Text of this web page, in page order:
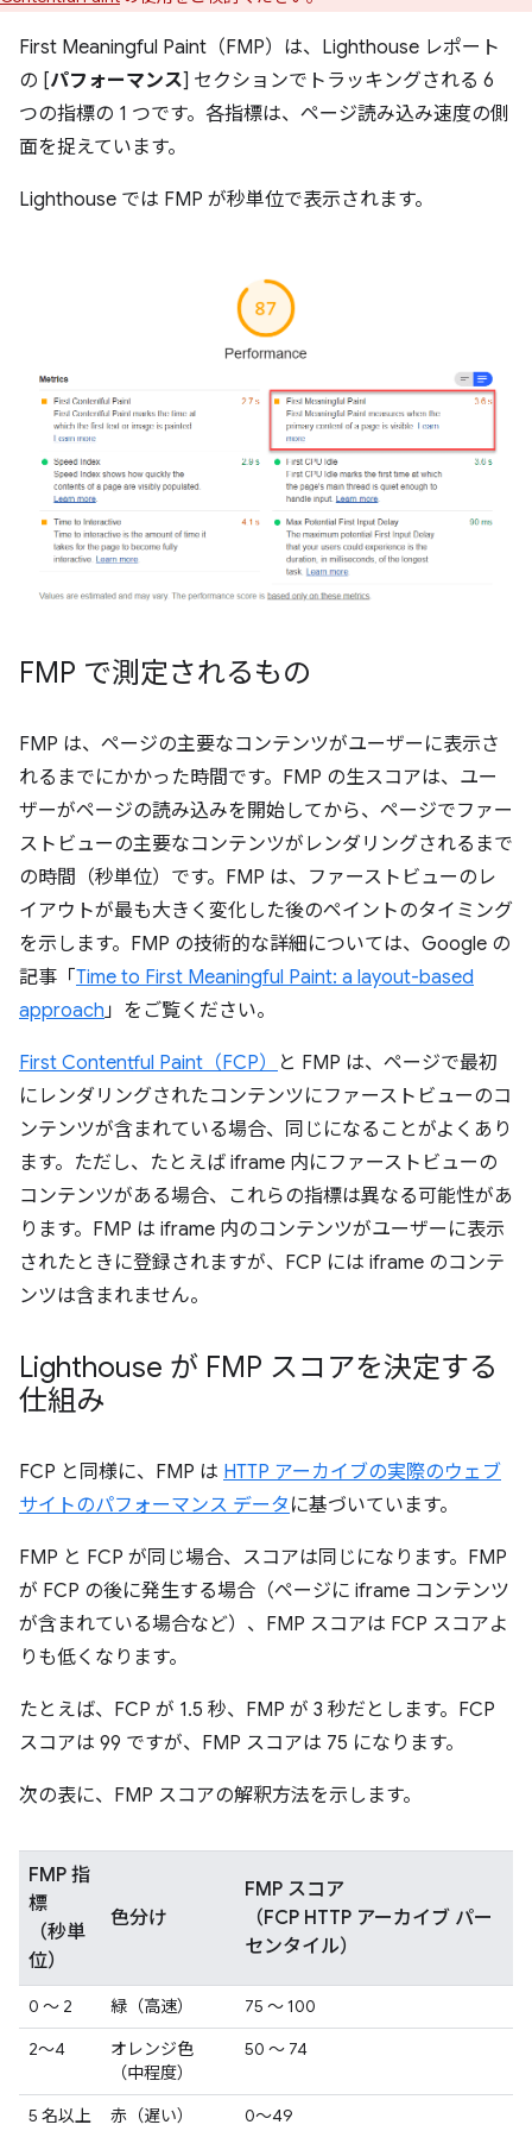
First Meaningful Paint（FMP）は、Lighthouse レポート
の [パフォーマンス] セクションでトラッキングされる 6
つの指標の 1 つです。各指標は、ページ読み込み速度の側
面を捉えています。
Lighthouse では FMP が秒単位で表示されます。
FMP で測定されるもの
FMP は、ページの主要なコンテンツがユーザーに表示さ
れるまでにかかった時間です。FMP の生スコアは、ユー
ザーがページの読み込みを開始してから、ページでファー
ストビューの主要なコンテンツがレンダリングされるまで
の時間（秒単位）です。FMP は、ファーストビューのレ
イアウトが最も大きく変化した後のペイントのタイミング
を示します。FMP の技術的な詳細については、Google の
記事「Time to First Meaningful Paint: a layout-based
approach」をご覧ください。
First Contentful Paint（FCP）
と FMP は、ページで最初
にレンダリングされたコンテンツにファーストビューのコ
ンテンツが含まれている場合、同じになることがよくあり
ます。ただし、たとえば iframe 内にファーストビューの
コンテンツがある場合、これらの指標は異なる可能性があ
ります。FMP は iframe 内のコンテンツがユーザーに表示
されたときに登録されますが、FCP には iframe のコンテ
ンツは含まれません。
Lighthouse が FMP スコアを決定する
仕組み
FCP と同様に、FMP は HTTP アーカイブの実際のウェブ
サイトのパフォーマンス データ に基づいています。
FMP と FCP が同じ場合、スコアは同じになります。FMP
が FCP の後に発生する場合（ページに iframe コンテンツ
が含まれている場合など）、FMP スコアは FCP スコアよ
りも低くなります。
たとえば、FCP が 1.5 秒、FMP が 3 秒だとします。FCP
スコアは 99 ですが、FMP スコアは 75 になります。
次の表に、FMP スコアの解釈方法を示します。
FMP 指
標
（秒単
位）
色分け
FMP スコア
（FCP HTTP アーカイブ パー
センタイル）
0 ～ 2 緑（高速）
75 ～ 100
2～4
オレンジ色
（中程度）
50 ～ 74
5 名以上 赤（遅い） 0～49